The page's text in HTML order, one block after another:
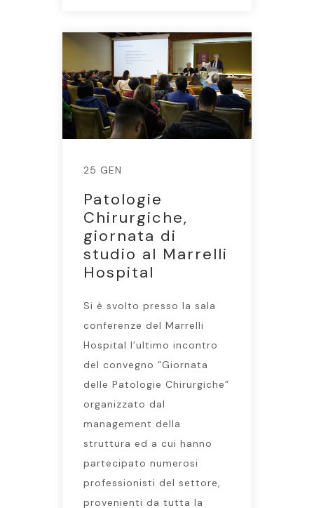
25 GEN
Patologie
Chirurgiche,
giornata di
studio al Marrelli
Hospital
Si è svolto presso la sala
conferenze del Marrelli
Hospital l’ultimo incontro
del convegno “Giornata
delle Patologie Chirurgiche”
organizzato dal
management della
struttura ed a cui hanno
partecipato numerosi
professionisti del settore,
provenienti da tutta la